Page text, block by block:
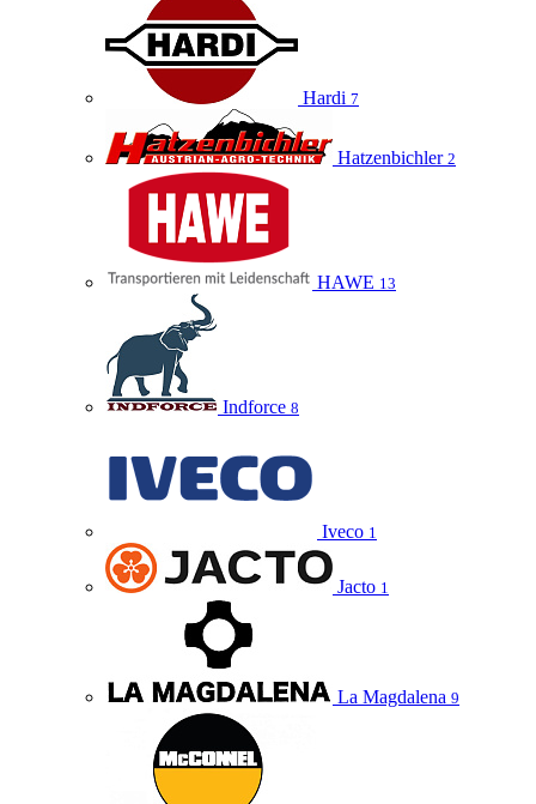
Hardi 7
Hatzenbichler 2
HAWE 13
Indforce 8
Iveco 1
Jacto 1
La Magdalena 9